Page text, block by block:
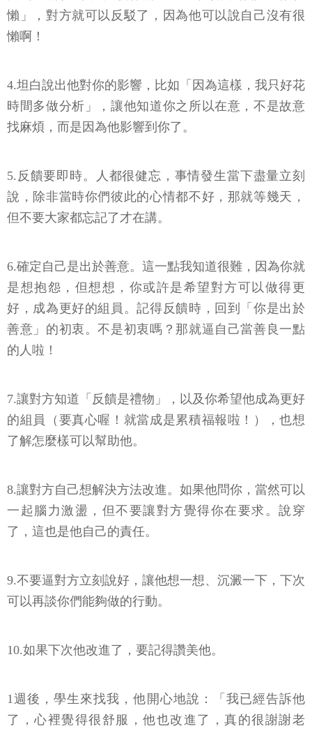
懶」，對方就可以反駁了，因為他可以說自己沒有很
懶啊！
4.坦白說出他對你的影響，比如「因為這樣，我只好花
時間多做分析」，讓他知道你之所以在意，不是故意
找麻煩，而是因為他影響到你了。
5.反饋要即時。人都很健忘，事情發生當下盡量立刻
說，除非當時你們彼此的心情都不好，那就等幾天，
但不要大家都忘記了才在講。
6.確定自己是出於善意。這一點我知道很難，因為你就
是想抱怨，但想想，你或許是希望對方可以做得更
好，成為更好的組員。記得反饋時，回到「你是出於
善意」的初衷。不是初衷嗎？那就逼自己當善良一點
的人啦！
7.讓對方知道「反饋是禮物」，以及你希望他成為更好
的組員（要真心喔！就當成是累積福報啦！），也想
了解怎麼樣可以幫助他。
8.讓對方自己想解決方法改進。如果他問你，當然可以
一起腦力激盪，但不要讓對方覺得你在要求。說穿
了，這也是他自己的責任。
9.不要逼對方立刻說好，讓他想一想、沉澱一下，下次
可以再談你們能夠做的行動。
10.如果下次他改進了，要記得讚美他。
1週後，學生來找我，他開心地說：「我已經告訴他
了，心裡覺得很舒服，他也改進了，真的很謝謝老